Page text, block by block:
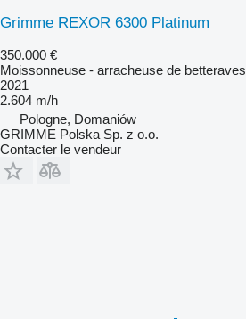
Grimme REXOR 6300 Platinum
350.000 €
Moissonneuse - arracheuse de betteraves
2021
2.604 m/h
Pologne, Domaniów
GRIMME Polska Sp. z o.o.
Contacter le vendeur